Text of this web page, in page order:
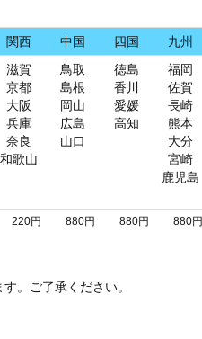
関西 中国 四国
九州
滋賀
京都
大阪
兵庫
奈良
和歌山
鳥取
島根
岡山
広島
山口
徳島
香川
愛媛
高知
福岡
佐賀
長崎
熊本
大分
宮崎
鹿児島
220円 880円 880円 880円
。ご了承ください。